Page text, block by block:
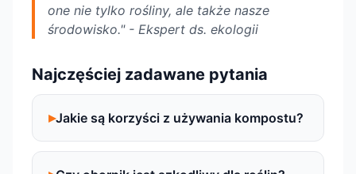
one nie tylko rośliny, ale także nasze
środowisko." - Ekspert ds. ekologii
Najczęściej zadawane pytania
Jakie są korzyści z używania kompostu?